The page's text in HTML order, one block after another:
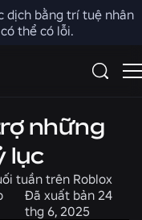
dịch bằng trí tuệ nhân
thể có lỗi.
những
lục
tuần trên Roblox
Đã xuất bản 24
thg 6, 2025